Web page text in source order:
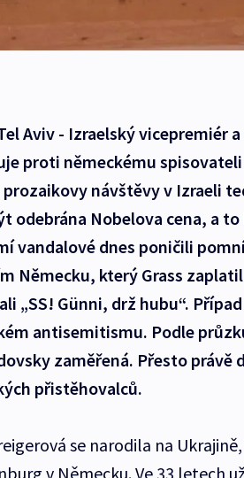
Aviv - Izraelský vicepremiér
proti německému
návštěvy v Izraeli
odebrána Nobelova cena, a
vandalové dnes poničili
Německu, který Grass
„SS! Günni, drž hubu“.
antisemitismu. Podle
zaměřená. Přesto právě
přistěhovalců.
se narodila na
v Německu. Ve 33 letech